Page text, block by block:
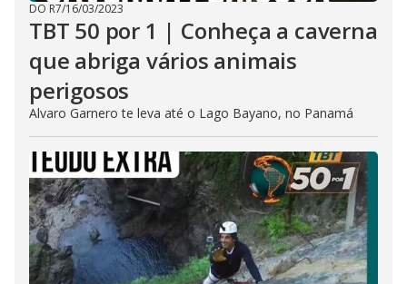
DO R7/16/03/2023
TBT 50 por 1 | Conheça a caverna
que abriga vários animais
perigosos
Alvaro Garnero te leva até o Lago Bayano, no Panamá